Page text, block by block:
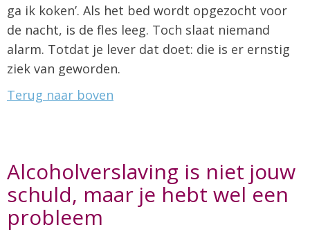
ga ik koken’. Als het bed wordt opgezocht voor
de nacht, is de fles leeg. Toch slaat niemand
alarm. Totdat je lever dat doet: die is er ernstig
ziek van geworden.
Terug naar boven
Alcoholverslaving is niet jouw
schuld, maar je hebt wel een
probleem